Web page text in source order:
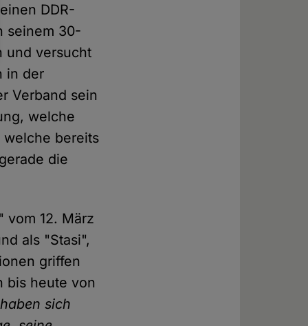
DDR-
seinem 30-
und versucht
in der
Verband sein
welche
welche bereits
die
vom 12. März
als "Stasi",
griffen
bis heute von
sich